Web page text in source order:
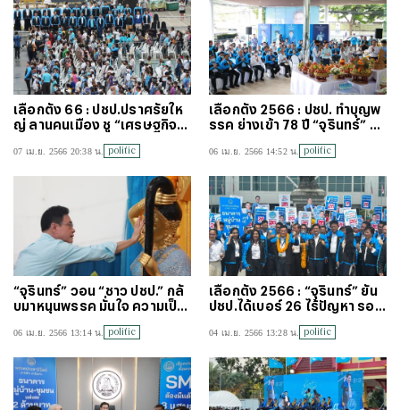
เลือกตั้ง 66 : ปชป.ปราศรัยให
ญ่ ลานคนเมือง ชู “เศรษฐกิจส
07 เม.ย. 2566 20:38 น. politic
เลือกตั้ง 2566 : ปชป. ทำบุญพ
รรค ย่างเข้า 78 ปี “จุรินทร์” ย้ำ
06 เม.ย. 2566 14:52 น. politic
“จุรินทร์” วอน “ชาว ปชป.” กลั
บมาหนุนพรรค มั่นใจ ความเป็น
06 เม.ย. 2566 13:14 น. politic
เลือกตั้ง 2566 : “จุรินทร์” ยัน
ปชป.ได้เบอร์ 26 ไร้ปัญหา รอ ก
04 เม.ย. 2566 13:28 น. politic